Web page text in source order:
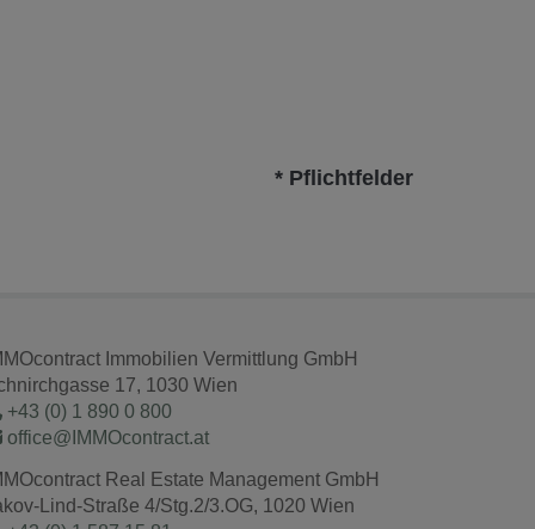
* Pflichtfelder
Immobilien Vermittlung GmbH
17, 1030 Wien
+43 (0) 1 890 0 800
office@IMMOcontract.at
Real Estate Management GmbH
Lind-Straße 4/Stg.2/3.OG, 1020 Wien